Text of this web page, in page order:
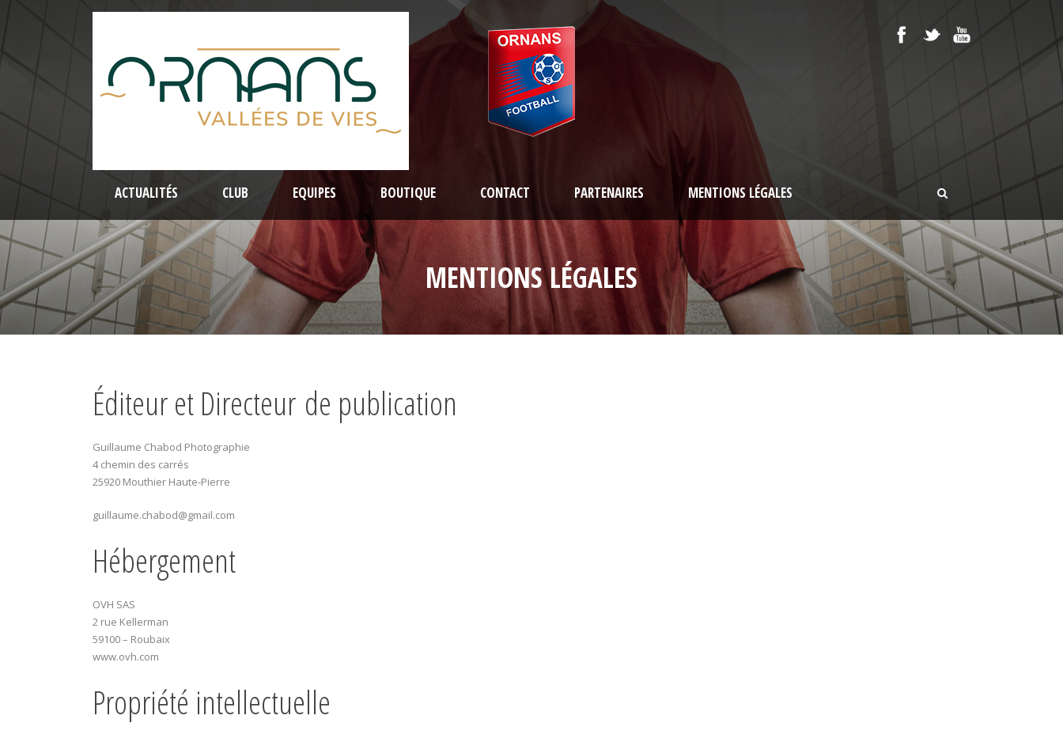
ACTUALITÉS CLUB EQUIPES BOUTIQUE CONTACT PARTENAIRES MENTIONS LÉGALES
MENTIONS LÉGALES
Éditeur et Directeur de publication
Guillaume Chabod Photographie
4 chemin des carrés
25920 Mouthier Haute-Pierre
guillaume.chabod@gmail.com
Hébergement
OVH SAS
2 rue Kellerman
59100 – Roubaix
www.ovh.com
Propriété intellectuelle